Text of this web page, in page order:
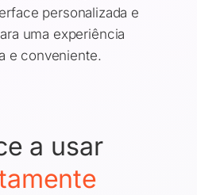
a usar
personalizada e
uma experiência
e conveniente.